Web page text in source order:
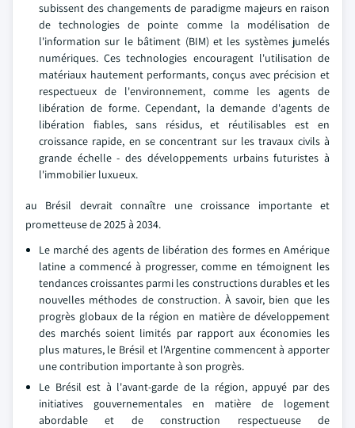
subissent des changements de paradigme majeurs en raison
de technologies de pointe comme la modélisation de
l'information sur le bâtiment (BIM) et les systèmes jumelés
numériques. Ces technologies encouragent l'utilisation de
matériaux hautement performants, conçus avec précision et
respectueux de l'environnement, comme les agents de
libération de forme. Cependant, la demande d'agents de
libération fiables, sans résidus, et réutilisables est en
croissance rapide, en se concentrant sur les travaux civils à
grande échelle - des développements urbains futuristes à
l'immobilier luxueux.
au Brésil devrait connaître une croissance importante et
prometteuse de 2025 à 2034.
Le marché des agents de libération des formes en Amérique
latine a commencé à progresser, comme en témoignent les
tendances croissantes parmi les constructions durables et les
nouvelles méthodes de construction. À savoir, bien que les
progrès globaux de la région en matière de développement
des marchés soient limités par rapport aux économies les
plus matures, le Brésil et l'Argentine commencent à apporter
une contribution importante à son progrès.
Le Brésil est à l'avant-garde de la région, appuyé par des
initiatives gouvernementales en matière de logement
abordable et de construction respectueuse de